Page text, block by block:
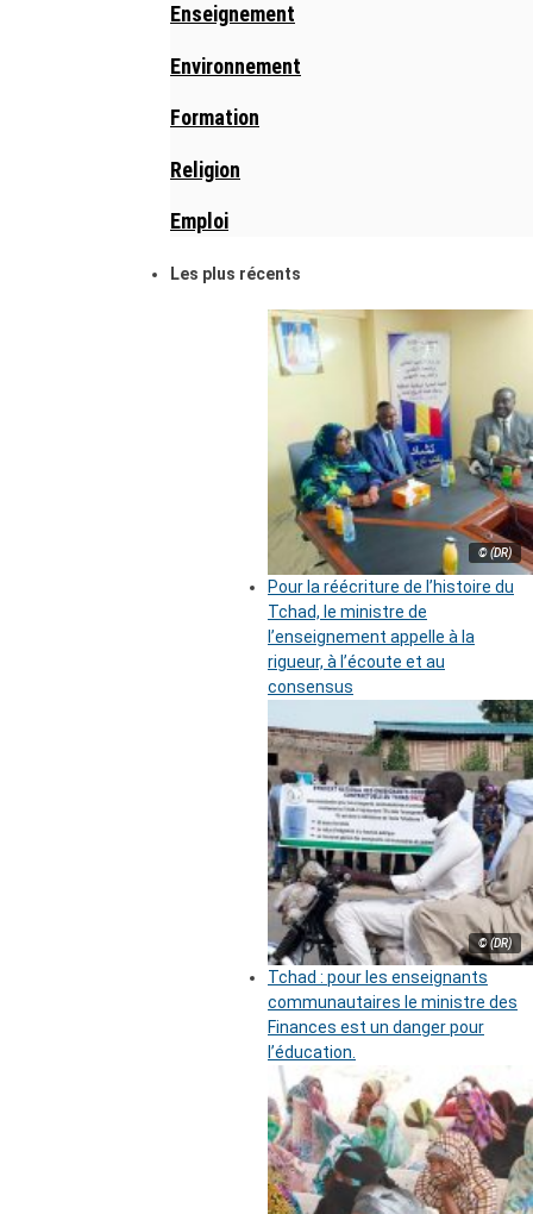
Enseignement
Environnement
Formation
Religion
Emploi
Les plus récents
© (DR)
Pour la réécriture de l’histoire du
Tchad, le ministre de
l’enseignement appelle à la
rigueur, à l’écoute et au
consensus
© (DR)
Tchad : pour les enseignants
communautaires le ministre des
Finances est un danger pour
l’éducation.